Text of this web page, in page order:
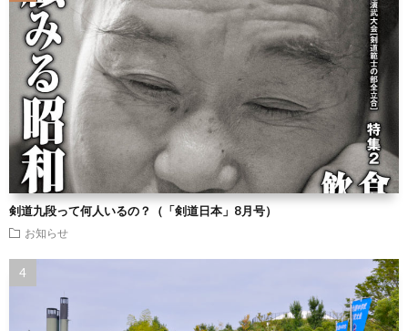
剣道九段って何人いるの？（「剣道日本」8月号）
お知らせ